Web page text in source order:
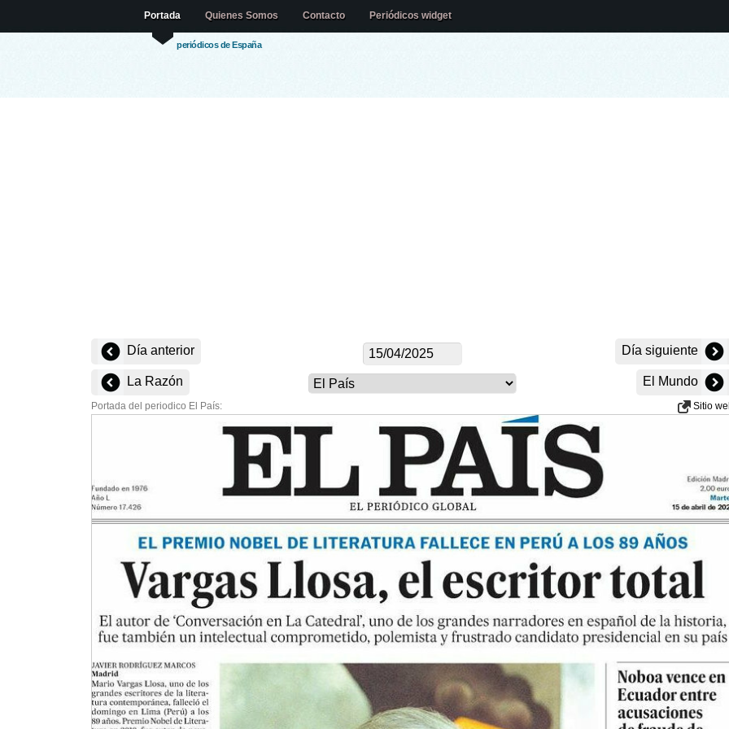
periódicos de España
Portada Quienes Somos Contacto Periódicos widget
Día anterior Día siguiente
La Razón El Mundo
Portada del periodico El País: Sitio